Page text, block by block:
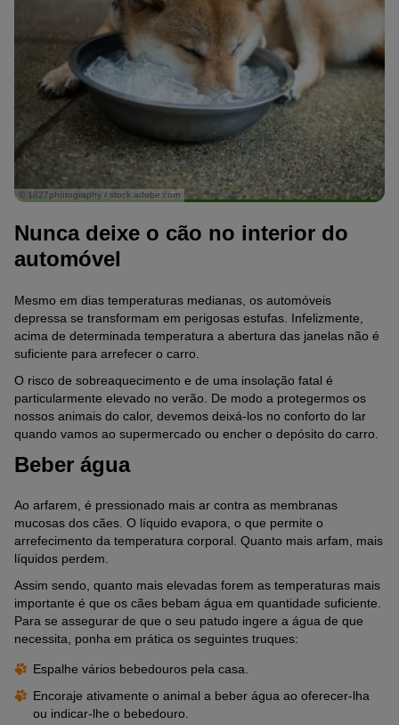
© 1827photography / stock.adobe.com
Nunca deixe o cão no interior do
automóvel
Mesmo em dias temperaturas medianas, os automóveis
depressa se transformam em perigosas estufas. Infelizmente,
acima de determinada temperatura a abertura das janelas não é
suficiente para arrefecer o carro.
O risco de sobreaquecimento e de uma insolação fatal é
particularmente elevado no verão. De modo a protegermos os
nossos animais do calor, devemos deixá-los no conforto do lar
quando vamos ao supermercado ou encher o depósito do carro.
Beber água
Ao arfarem, é pressionado mais ar contra as membranas
mucosas dos cães. O líquido evapora, o que permite o
arrefecimento da temperatura corporal. Quanto mais arfam, mais
líquidos perdem.
Assim sendo, quanto mais elevadas forem as temperaturas mais
importante é que os cães bebam água em quantidade suficiente.
Para se assegurar de que o seu patudo ingere a água de que
necessita, ponha em prática os seguintes truques:
Espalhe vários bebedouros pela casa.
Encoraje ativamente o animal a beber água ao oferecer-lha
ou indicar-lhe o bebedouro.